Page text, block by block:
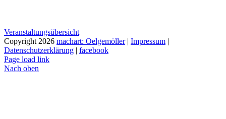
Veranstaltungsübersicht
Copyright 2026 machart: Oelgemöller| Impressum |
Datenschutzerklärung | facebook
Page load link
Nach oben